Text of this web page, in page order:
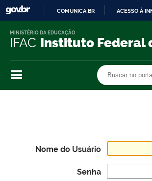
O
COMUNICA BR ACESSO À
IFAC Instituto Federal
MINISTÉRIO DA EDUCAÇÃO
Nome do Usuário
Senha